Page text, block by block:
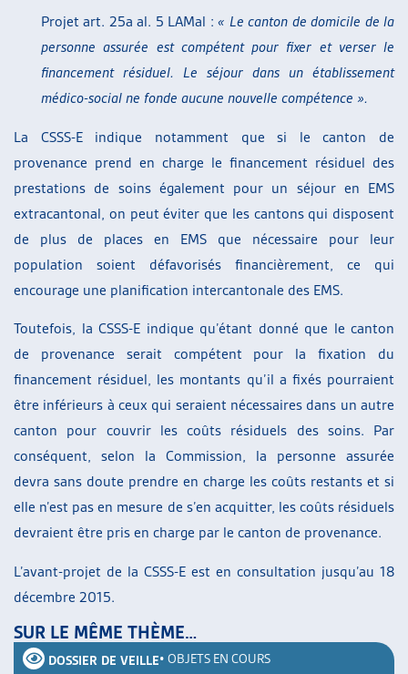
Projet art. 25a al. 5 LAMal :« Le canton de domicile de la
personne assurée est compétent pour fixer et verser le
financement résiduel. Le séjour dans un établissement
médico-social ne fonde aucune nouvelle compétence ».
La CSSS-E indique notamment que si le canton de
provenance prend en charge le financement résiduel des
prestations de soins également pour un séjour en EMS
extracantonal, on peut éviter que les cantons qui disposent
de plus de places en EMS que nécessaire pour leur
population soient défavorisés financièrement, ce qui
encourage une planification intercantonale des EMS.
Toutefois, la CSSS-E indique qu’étant donné que le canton
de provenance serait compétent pour la fixation du
financement résiduel, les montants qu’il a fixés pourraient
être inférieurs à ceux qui seraient nécessaires dans un autre
canton pour couvrir les coûts résiduels des soins. Par
conséquent, selon la Commission, la personne assurée
devra sans doute prendre en charge les coûts restants et si
elle n’est pas en mesure de s’en acquitter, les coûts résiduels
devraient être pris en charge par le canton de provenance.
L’avant-projet de la CSSS-E est en consultation jusqu’au 18
décembre 2015.
SUR LE MÊME THÈME…
DOSSIER DE VEILLE• OBJETS EN COURS